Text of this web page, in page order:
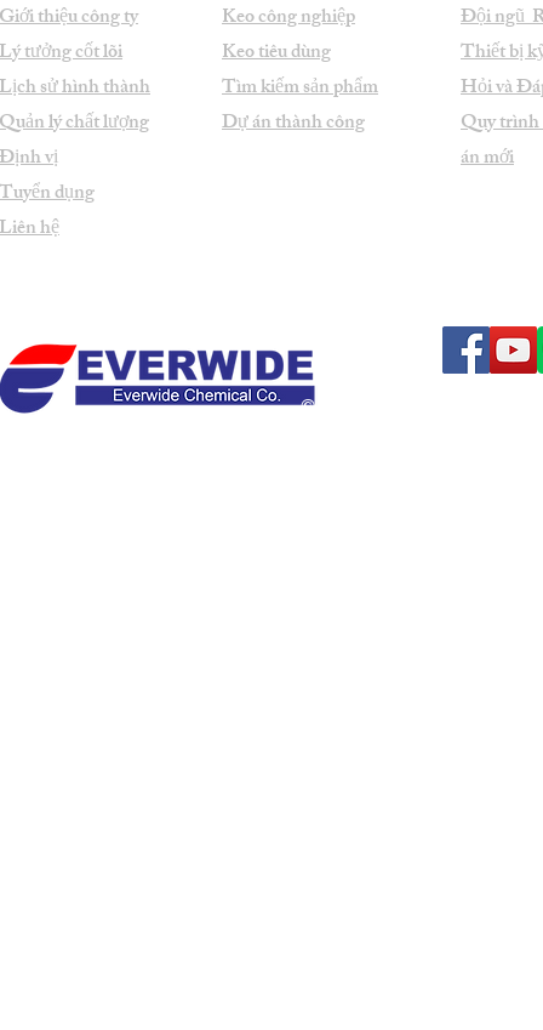
Giới thiệu công ty
Lý tưởng cốt lõi
Lịch sử hình thành
Quản lý chất lượng
Định vị
Tuyển dụng
Liên hệ
Keo công nghiệp
Keo tiêu dùng
Tìm kiếm sản phẩm
Dự án thành công
Đội ngũ
Thiết bị
Hỏi và
Quy trình
án mới
© Bản quyền thuộc 1998-2026